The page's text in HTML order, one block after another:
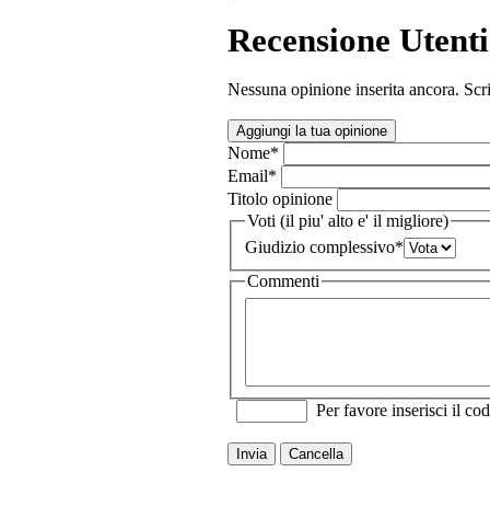
Recensione Utenti
Nessuna opinione inserita ancora.
Aggiungi la tua opinione
Nome*
Email*
Titolo opinione
Voti (il piu' alto e' il migliore)
Giudizio complessivo*
Commenti
Per favore inserisci il
Invia Cancella